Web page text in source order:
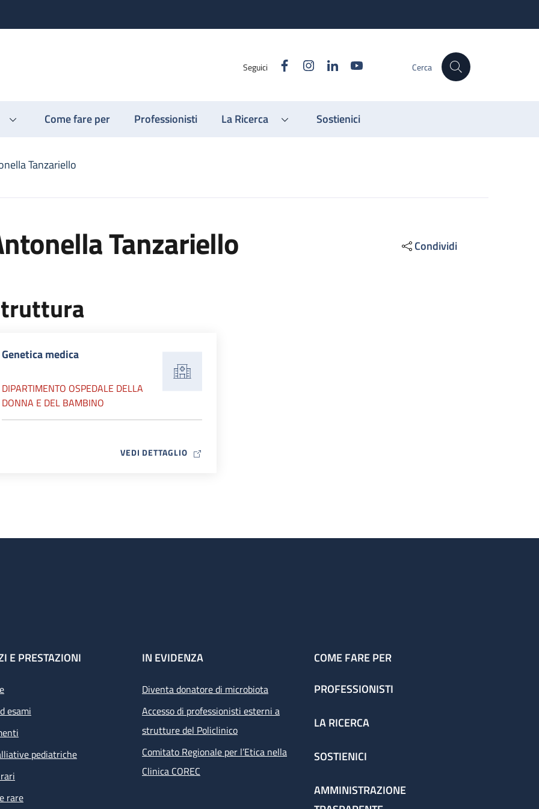
Seguici FacebookInstagram
Linkedin Cerca
Come fare per Professionisti La Ricerca Sostienici
Tanzariello
Tanzariello Condividi
Genetica medica
DIPARTIMENTO OSPEDALE DELLA
DONNA E DEL BAMBINO
VEDI DETTAGLIOMAP ICON
E PRESTAZIONI
esami
pediatriche
rare
IN EVIDENZA
Diventa donatore di microbiota
Accesso di professionisti esterni a
strutture del Policlinico
Comitato Regionale per l’Etica nella
Clinica COREC
COME FARE PER
PROFESSIONISTI
LA RICERCA
SOSTIENICI
AMMINISTRAZIONE